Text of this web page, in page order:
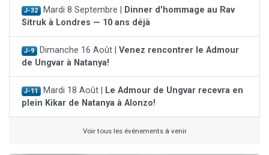
J-32 Mardi 8 Septembre |
Dinner d'hommage au Rav
Sitruk à Londres — 10 ans déjà
J-9 Dimanche 16 Août | Venez rencontrer le Admour
de Ungvar à Natanya!
J-11 Mardi 18 Août |
Le Admour de Ungvar recevra en
plein Kikar de Natanya à Alonzo!
Voir tous les événements à venir